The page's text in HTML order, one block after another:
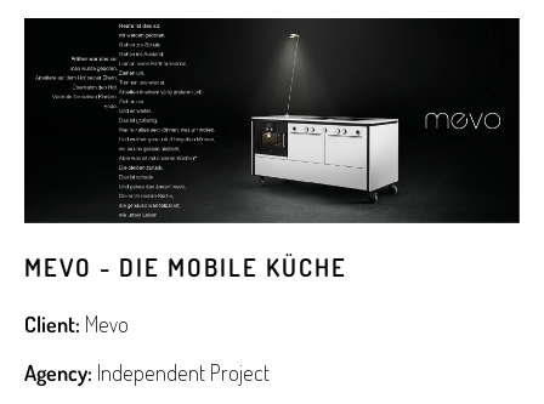
MEVO - DIE MOBILE KÜCHE
Client: Mevo
Agency: Independent Project